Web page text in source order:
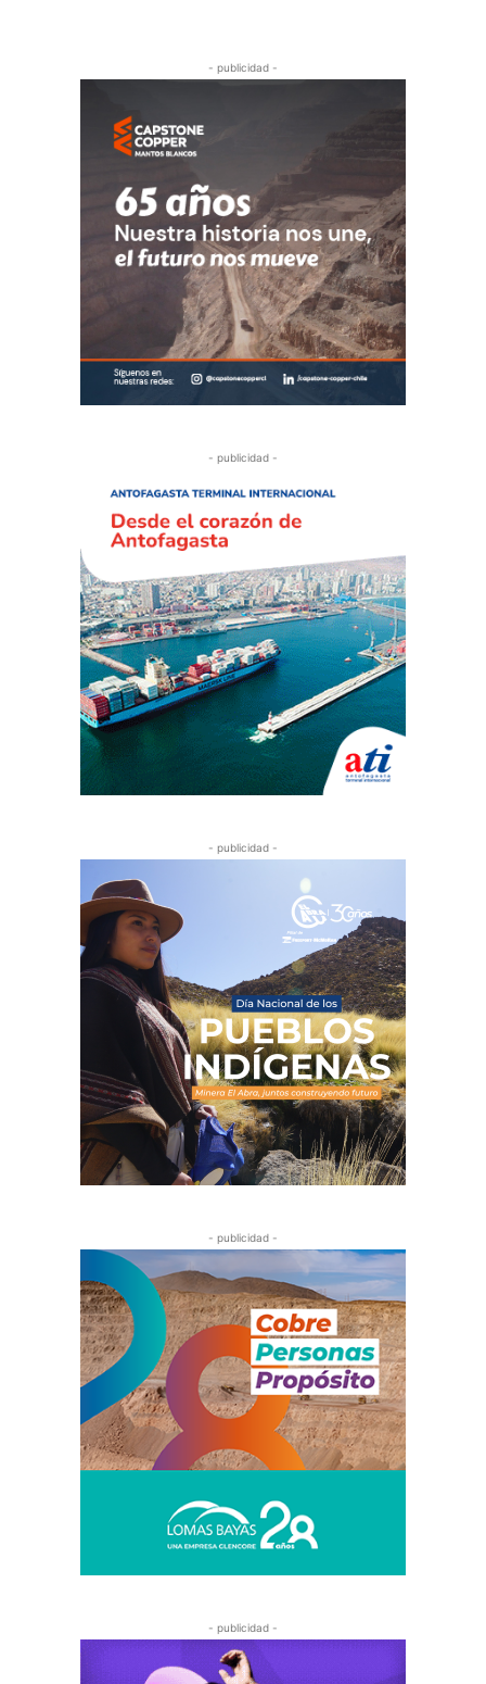
- publicidad -
- publicidad -
- publicidad -
- publicidad -
- publicidad -